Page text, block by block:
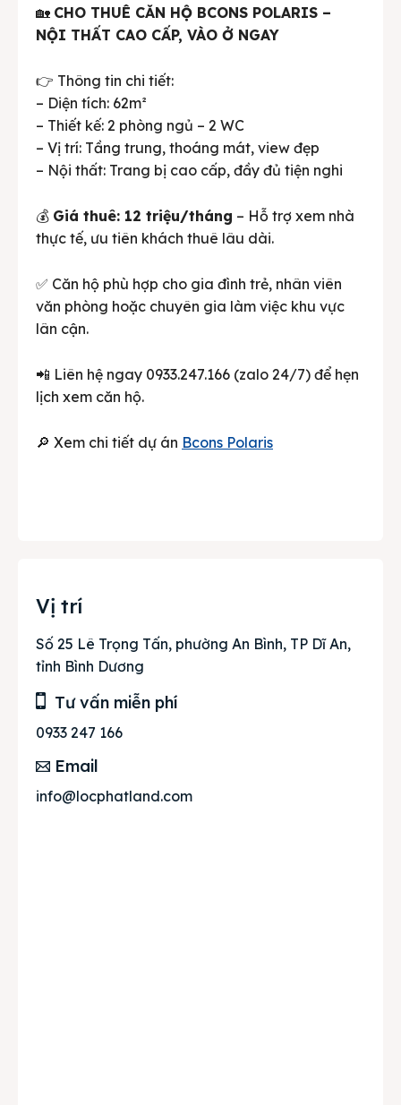
🏡 CHO THUÊ CĂN HỘ BCONS POLARIS –
NỘI THẤT CAO CẤP, VÀO Ở NGAY
👉 Thông tin chi tiết:
– Diện tích: 62m²
– Thiết kế: 2 phòng ngủ – 2 WC
– Vị trí: Tầng trung, thoáng mát, view đẹp
– Nội thất: Trang bị cao cấp, đầy đủ tiện nghi
💰 Giá thuê: 12 triệu/tháng – Hỗ trợ xem nhà
thực tế, ưu tiên khách thuê lâu dài.
✅ Căn hộ phù hợp cho gia đình trẻ, nhân viên
văn phòng hoặc chuyên gia làm việc khu vực
lân cận.
📲 Liên hệ ngay 0933.247.166 (zalo 24/7) để hẹn
lịch xem căn hộ.
🔎 Xem chi tiết dự án Bcons Polaris
Vị trí
Số 25 Lê Trọng Tấn, phường An Bình, TP Dĩ An,
tỉnh Bình Dương
Tư vấn miễn phí
0933 247 166
Email
info@locphatland.com